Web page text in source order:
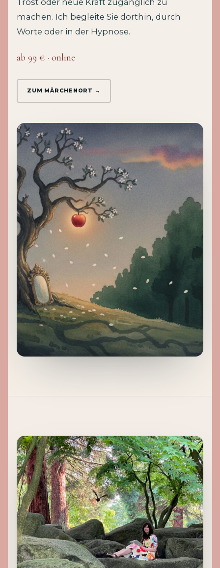
Trost oder neue Kraft zugänglich zu
machen. Ich begleite Sie dorthin, durch
Worte oder in der Hypnose.
ab 99 € · online
ZUM MÄRCHENORT →